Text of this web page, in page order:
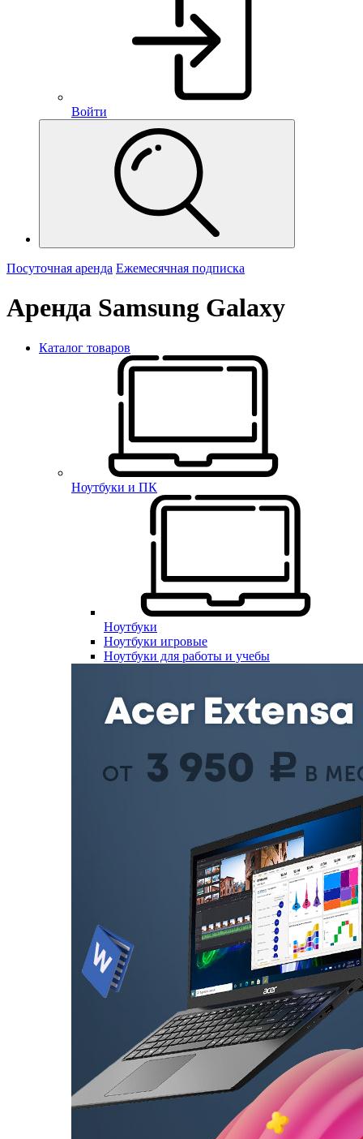
Войти
Посуточная аренда Ежемесячная подписка
Аренда Samsung Galaxy
Каталог товаров
Ноутбуки и ПК
Ноутбуки
Ноутбуки игровые
Ноутбуки для работы и учебы